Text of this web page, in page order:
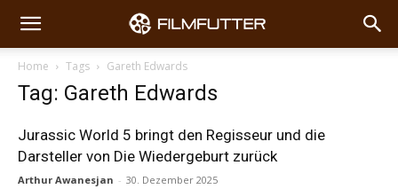
Home Tags Gareth Edwards
Tag: Gareth Edwards
Jurassic World 5 bringt den Regisseur und die
Darsteller von Die Wiedergeburt zurück
Arthur Awanesjan - 30. Dezember 2025